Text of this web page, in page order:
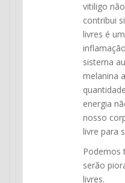
vitiligo
contribui
livres é
sistema
melanina
energia
nosso
livre para
Podemos
serão
livres.